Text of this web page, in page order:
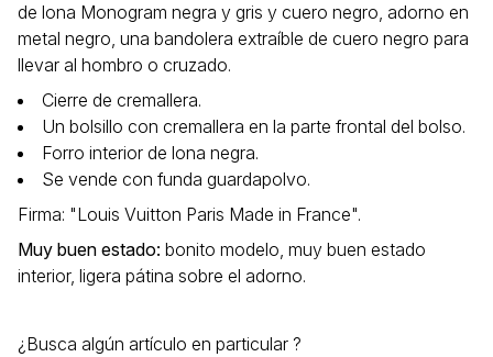
de lona Monogram negra y gris y cuero negro, adorno en
metal negro, una bandolera extraíble de cuero negro para
llevar al hombro o cruzado.
Cierre de cremallera.
Un bolsillo con cremallera en la parte frontal del bolso.
Forro interior de lona negra.
Se vende con funda guardapolvo.
Firma: "Louis Vuitton Paris Made in France".
Muy buen estado: bonito modelo, muy buen estado
interior, ligera pátina sobre el adorno.
¿Busca algún artículo en particular ?